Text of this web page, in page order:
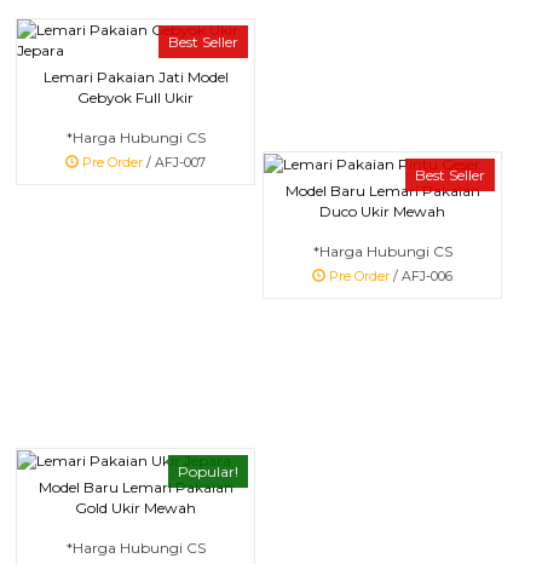
Best Seller
Lemari Pakaian Jati Model
Gebyok Full Ukir
*Harga Hubungi CS
Pre Order / AFJ-007
Best Seller
Model Baru Lemari Pakaian
Duco Ukir Mewah
*Harga Hubungi CS
Pre Order / AFJ-006
Popular!
Model Baru Lemari Pakaian
Gold Ukir Mewah
*Harga Hubungi CS